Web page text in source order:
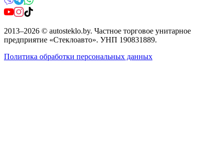
2013–2026 © autosteklo.by. Частное торговое унитарное
предприятие «Стеклоавто». УНП 190831889.
Политика обработки персональных данных